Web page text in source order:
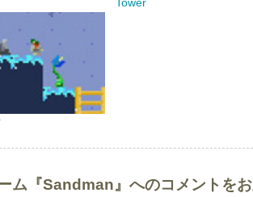
ム『Sandman』へのコメントをお